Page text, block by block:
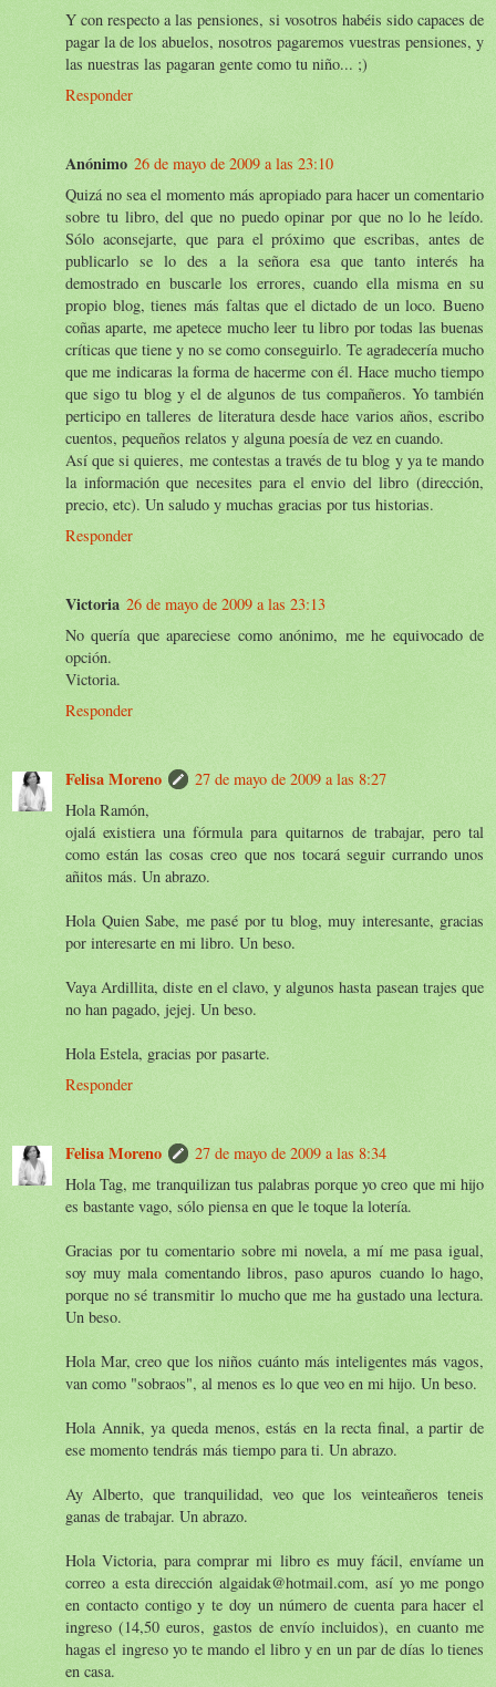
Y con respecto a las pensiones, si vosotros habéis sido capaces de
pagar la de los abuelos, nosotros pagaremos vuestras pensiones, y
las nuestras las pagaran gente como tu niño... ;)
Responder
Anónimo 26 de mayo de 2009 a las 23:10
Quizá no sea el momento más apropiado para hacer un comentario
sobre tu libro, del que no puedo opinar por que no lo he leído.
Sólo aconsejarte, que para el próximo que escribas, antes de
publicarlo se lo des a la señora esa que tanto interés ha
demostrado en buscarle los errores, cuando ella misma en su
propio blog, tienes más faltas que el dictado de un loco. Bueno
coñas aparte, me apetece mucho leer tu libro por todas las buenas
críticas que tiene y no se como conseguirlo. Te agradecería mucho
que me indicaras la forma de hacerme con él. Hace mucho tiempo
que sigo tu blog y el de algunos de tus compañeros. Yo también
perticipo en talleres de literatura desde hace varios años, escribo
cuentos, pequeños relatos y alguna poesía de vez en cuando.
Así que si quieres, me contestas a través de tu blog y ya te mando
la información que necesites para el envio del libro (dirección,
precio, etc). Un saludo y muchas gracias por tus historias.
Responder
Victoria 26 de mayo de 2009 a las 23:13
No quería que apareciese como anónimo, me he equivocado de
opción.
Victoria.
Responder
Felisa Moreno
27 de mayo de 2009 a las 8:27
Hola Ramón,
ojalá existiera una fórmula para quitarnos de trabajar, pero tal
como están las cosas creo que nos tocará seguir currando unos
añitos más. Un abrazo.
Hola Quien Sabe, me pasé por tu blog, muy interesante, gracias
por interesarte en mi libro. Un beso.
Vaya Ardillita, diste en el clavo, y algunos hasta pasean trajes que
no han pagado, jejej. Un beso.
Hola Estela, gracias por pasarte.
Responder
Felisa Moreno
27 de mayo de 2009 a las 8:34
Hola Tag, me tranquilizan tus palabras porque yo creo que mi hijo
es bastante vago, sólo piensa en que le toque la lotería.
Gracias por tu comentario sobre mi novela, a mí me pasa igual,
soy muy mala comentando libros, paso apuros cuando lo hago,
porque no sé transmitir lo mucho que me ha gustado una lectura.
Un beso.
Hola Mar, creo que los niños cuánto más inteligentes más vagos,
van como "sobraos", al menos es lo que veo en mi hijo. Un beso.
Hola Annik, ya queda menos, estás en la recta final, a partir de
ese momento tendrás más tiempo para ti. Un abrazo.
Ay Alberto, que tranquilidad, veo que los veinteañeros teneis
ganas de trabajar. Un abrazo.
Hola Victoria, para comprar mi libro es muy fácil, envíame un
correo a esta dirección algaidak@hotmail.com, así yo me pongo
en contacto contigo y te doy un número de cuenta para hacer el
ingreso (14,50 euros, gastos de envío incluidos), en cuanto me
hagas el ingreso yo te mando el libro y en un par de días lo tienes
en casa.